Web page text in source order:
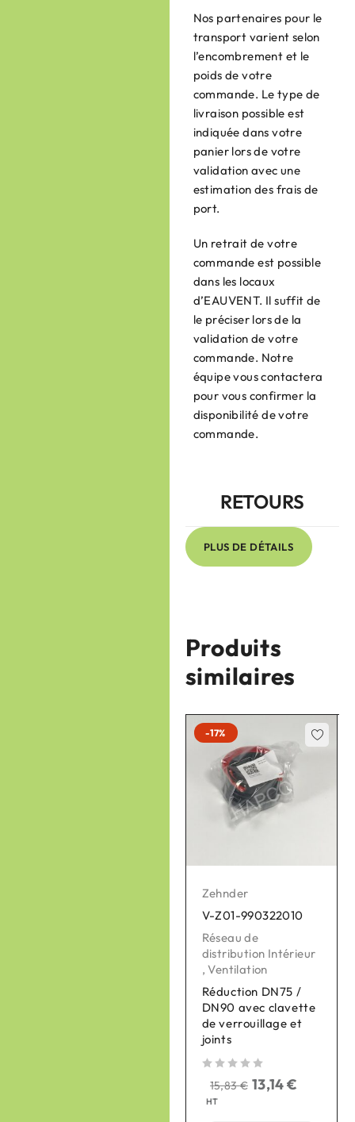
RETOURS
Nos partenaires pour le
transport varient selon
l’encombrement et le
poids de votre
commande. Le type de
livraison possible est
indiquée dans votre
panier lors de votre
validation avec une
estimation des frais de
port.
Un retrait de votre
commande est possible
dans les locaux
d’EAUVENT. Il suffit de
le préciser lors de la
validation de votre
commande. Notre
équipe vous contactera
pour vous confirmer la
disponibilité de votre
commande.
PLUS DE DÉTAILS
Produits
similaires
-17%
Zehnder
V-Z01-990322010
Réseau de
distribution Intérieur
, Ventilation
Réduction DN75 /
DN90 avec clavette
de verrouillage et
joints
15,83€ 13,14€
HT